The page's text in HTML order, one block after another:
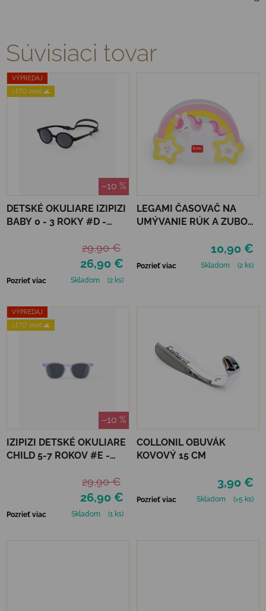
Súvisiaci tovar
VÝPREDAJ
LETO 2026 🌊
–10 %
DETSKÉ OKULIARE IZIPIZI
BABY 0 - 3 ROKY #D -
26,90 €
29,90 €
Pozrieť viac Skladom (2 ks)
LEGAMI ČASOVAČ NA
UMÝVANIE RÚK A ZUBOV
10,90 €
Pozrieť viac Skladom (2 ks)
VÝPREDAJ
LETO 2026 🌊
–10 %
IZIPIZI DETSKÉ OKULIARE
CHILD 5-7 ROKOV #E -
26,90 €
29,90 €
Pozrieť viac Skladom (1 ks)
COLLONIL OBUVÁK
KOVOVÝ 15 CM
3,90 €
Pozrieť viac Skladom (>5 ks)